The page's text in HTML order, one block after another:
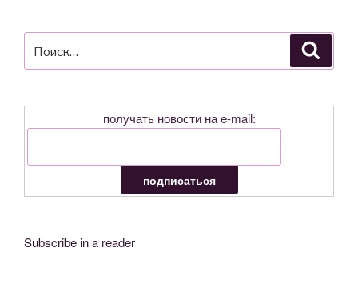
получать новости на e-mail:
Subscribe in a reader